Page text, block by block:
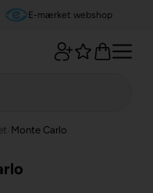
E-mærket webshop
Monte Carlo